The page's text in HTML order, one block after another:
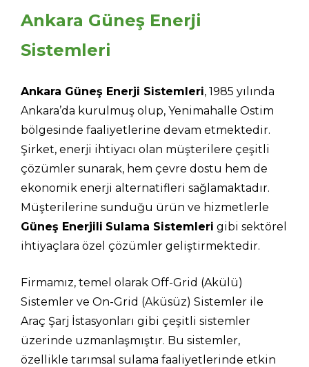
Ankara Güneş Enerji
Sistemleri
Ankara Güneş Enerji Sistemleri, 1985 yılında
Ankara’da kurulmuş olup, Yenimahalle Ostim
bölgesinde faaliyetlerine devam etmektedir.
Şirket, enerji ihtiyacı olan müşterilere çeşitli
çözümler sunarak, hem çevre dostu hem de
ekonomik enerji alternatifleri sağlamaktadır.
Müşterilerine sunduğu ürün ve hizmetlerle
Güneş Enerjili Sulama Sistemleri gibi sektörel
ihtiyaçlara özel çözümler geliştirmektedir.
Firmamız, temel olarak Off-Grid (Akülü)
Sistemler ve On-Grid (Aküsüz) Sistemler ile
Araç Şarj İstasyonları gibi çeşitli sistemler
üzerinde uzmanlaşmıştır. Bu sistemler,
özellikle tarımsal sulama faaliyetlerinde etkin